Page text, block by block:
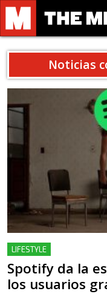
Noticias
LIFESTYLE
Spotify da la
los usuarios